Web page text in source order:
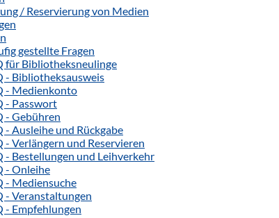
/ Reservierung von Medien
gestellte Fragen
für Bibliotheksneulinge
- Bibliotheksausweis
- Medienkonto
- Passwort
- Gebühren
- Ausleihe und Rückgabe
- Verlängern und Reservieren
- Bestellungen und Leihverkehr
- Onleihe
- Mediensuche
- Veranstaltungen
- Empfehlungen